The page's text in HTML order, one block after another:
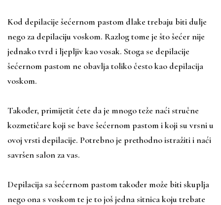
Kod depilacije šećernom pastom dlake trebaju biti dulje
nego za depilaciju voskom. Razlog tome je što šećer nije
jednako tvrd i ljepljiv kao vosak. Stoga se depilacije
šećernom pastom ne obavlja toliko često kao depilacija
voskom.
Također, primijetit ćete da je mnogo teže naći stručne
kozmetičare koji se bave šećernom pastom i koji su vrsni u
ovoj vrsti depilacije. Potrebno je prethodno istražiti i naći
savršen salon za vas.
Depilacija sa šećernom pastom također može biti skuplja
nego ona s voskom te je to još jedna sitnica koju trebate